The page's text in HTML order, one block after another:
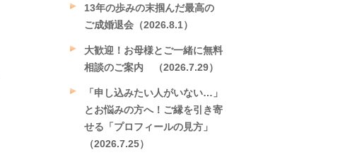
13年の歩みの末掴んだ最高の
ご成婚退会（2026.8.1）
大歓迎！お母様とご一緒に無料
相談のご案内 （2026.7.29）
「申し込みたい人がいない…」
とお悩みの方へ！ご縁を引き寄
せる「プロフィールの見方」
（2026.7.25）